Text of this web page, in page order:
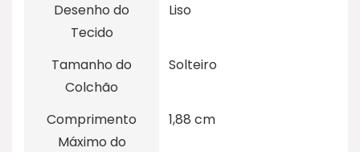
Desenho do
Tecido
Liso
Tamanho do
Colchão
Solteiro
Comprimento
Máximo do
1,88 cm